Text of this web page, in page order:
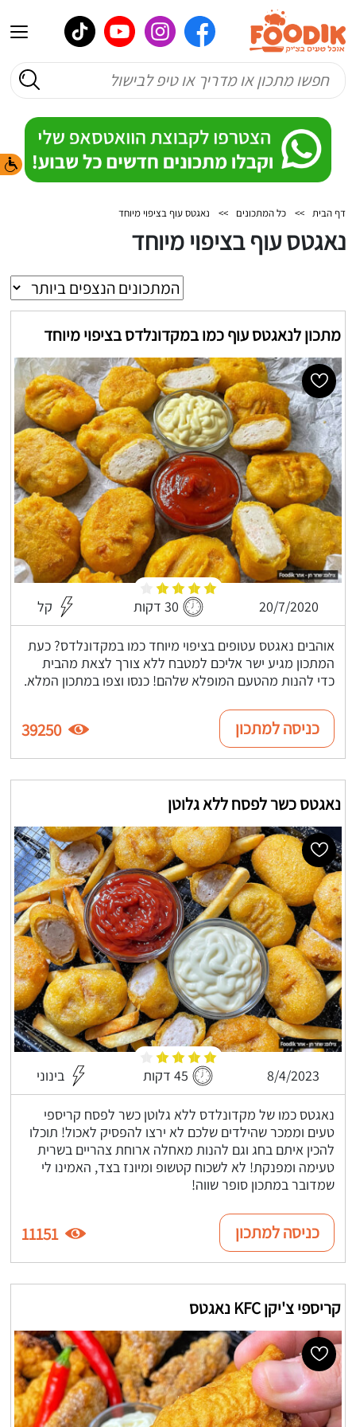
דף הבית >> כל המתכונים >> נאגטס עוף בציפוי מיוחד
נאגטס עוף בציפוי מיוחד
מתכון לנאגטס עוף כמו במקדונלדס בציפוי מיוחד
20/7/2020 30 דקות קל
אוהבים נאגטס עטופים בציפוי מיוחד כמו במקדונלדס? כעת
המתכון מגיע ישר אליכם למטבח ללא צורך לצאת מהבית
כדי להנות מהטעם המופלא שלהם! כנסו וצפו במתכון המלא.
כניסה למתכון 39250
נאגטס כשר לפסח ללא גלוטן
8/4/2023 45 דקות בינוני
נאגטס כמו של מקדונלדס ללא גלוטן כשר לפסח קריספי
טעים וממכר שהילדים שלכם לא ירצו להפסיק לאכול! תוכלו
להכין איתם בחג וגם להנות מאחלה ארוחת צהריים בשרית
טעימה ומפנקת! לא לשכוח קטשופ ומיונז בצד, האמינו לי
שמדובר במתכון סופר שווה!
כניסה למתכון 11151
קריספי צ'יקן KFC נאגטס